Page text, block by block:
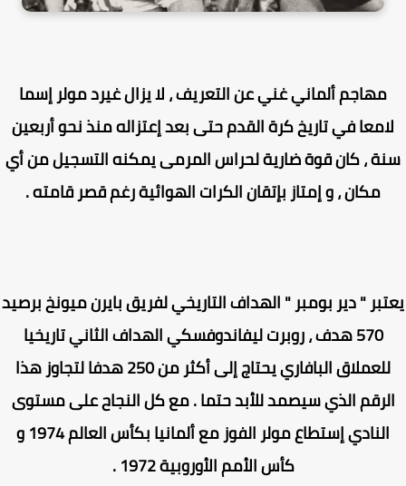
مهاجم ألماني غني عن التعريف ، لا يزال غيرد مولر إسما
في تاريخ كرة القدم حتى بعد إعتزاله منذ نحو أربعين
، كان قوة ضارية لحراس المرمى يمكنه التسجيل من أي
مكان ، و إمتاز بإتقان الكرات الهوائية رغم قصر قامته .
" دير بومبر " الهداف التاريخي لفريق بايرن ميونخ برصيد
570 هدف ، روبرت ليفاندوفسكي الهداف الثاني تاريخيا
للعملاق البافاري يحتاج إلى أكثر من 250 هدفا لتجاوز هذا
الذي سيصمد للأبد حتما . مع كل النجاح على مستوى
النادي إستطاع مولر الفوز مع ألمانيا بكأس العالم 1974 و
كأس الأمم الأوروبية 1972 .